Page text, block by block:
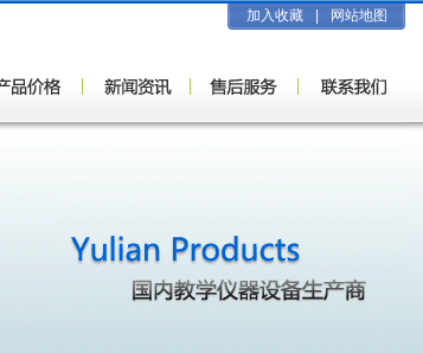
加入收藏 网站地图